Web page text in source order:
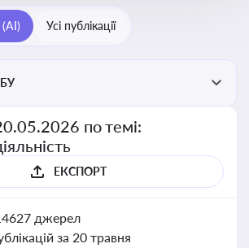
Усі публікації
по темі:
ЕКСПОРТ
джерел
за 20 травня